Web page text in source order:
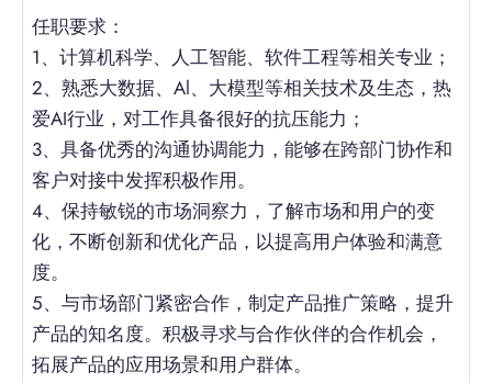
任职要求：
1、计算机科学、人工智能、软件工程等相关专业；
2、熟悉大数据、Al、大模型等相关技术及生态，热
爱AI行业，对工作具备很好的抗压能力；
3、具备优秀的沟通协调能力，能够在跨部门协作和
客户对接中发挥积极作用。
4、保持敏锐的市场洞察力，了解市场和用户的变
化，不断创新和优化产品，以提高用户体验和满意
度。
5、与市场部门紧密合作，制定产品推广策略，提升
产品的知名度。积极寻求与合作伙伴的合作机会，
拓展产品的应用场景和用户群体。